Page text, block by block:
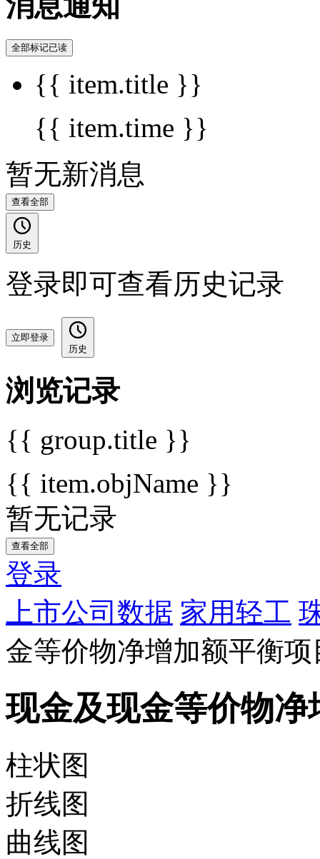
全部标记已读
{{ item.title }}
{{ item.time }}
暂无新消息
查看全部
历史
登录即可查看历史记录
立即登录
历史
浏览记录
{{ group.title }}
{{ item.objName }}
暂无记录
查看全部
登录
上市公司数据 家用轻工
金等价物净增加额平衡项
现金及现金等价物
柱状图
折线图
曲线图